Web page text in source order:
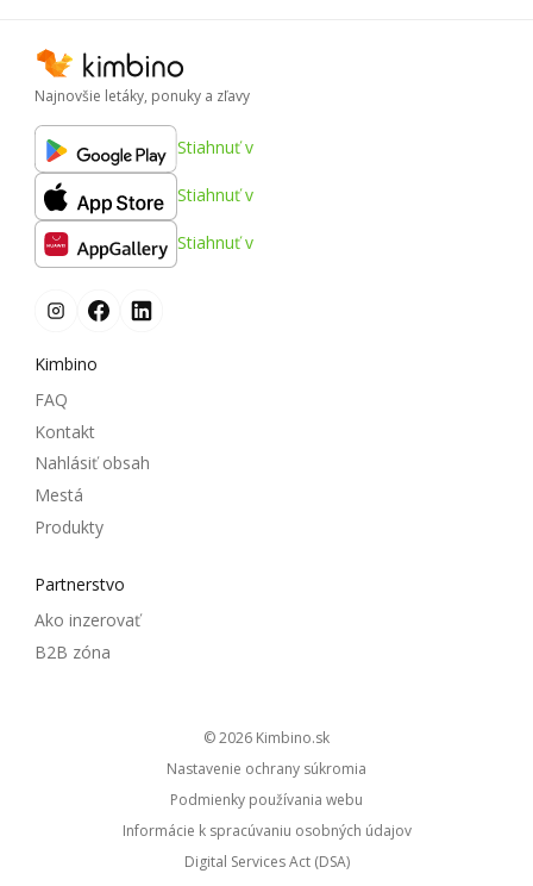
Najnovšie letáky, ponuky a zľavy
Stiahnuť v
Stiahnuť v
Stiahnuť v
Kimbino
FAQ
Kontakt
Nahlásiť obsah
Mestá
Produkty
Partnerstvo
Ako inzerovať
B2B zóna
© 2026
kimbino.sk
Nastavenie ochrany súkromia
Podmienky používania webu
Informácie k spracúvaniu osobných údajov
Digital Services Act (DSA)